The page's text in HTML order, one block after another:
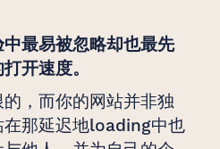
最易被忽略却也最先
开速度。
，而你的网站并非独
在那延迟地loading中也